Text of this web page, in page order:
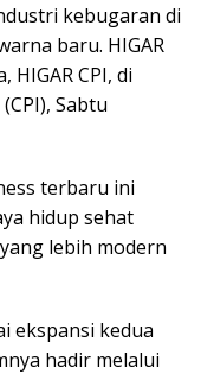
kebugaran di
baru. HIGAR
CPI, di
Sabtu
terbaru ini
hidup sehat
lebih modern
ekspansi kedua
hadir melalui